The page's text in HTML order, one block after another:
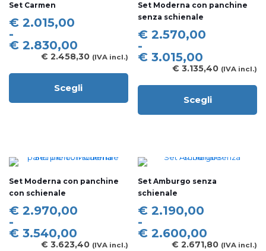
possono
essere
nella
prodotto
possono
essere
scelte
nella
pagina
del
Set Carmen
€ 2.015,00
-
€ 2.830,00
Fascia
di
prezzo:
a
€ 2.830,00
€ 2.458,30 (IVA incl.)
Scegli
prodotto
opzioni
essere
scelte
nella
pagina
del
prodotto
Set Moderna con panchine
senza schienale
€ 2.570,00
-
€ 3.015,00
Fascia
di
prezzo:
a
€ 3.015,00
€ 3.135,40 (IVA incl.)
Scegli
prodotto
Le
possono
essere
scelte
nella
pagina
del
Set Moderna con panchine
con schienale
€ 2.970,00
-
€ 3.540,00
Fascia
di
prezzo:
€ 3.623,40 (IVA incl.)
Set Amburgo senza
schienale
€ 2.190,00
-
€ 2.600,00
Fascia
di
prezzo:
€ 2.671,80 (IVA incl.)